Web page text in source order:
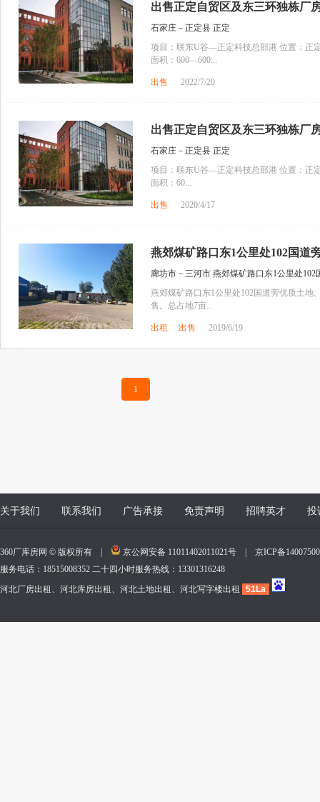
出售正定自贸区及东三环独栋厂
石家庄－正定县 正定
项目：联东U谷—正定科技总部港 位置：正
面积：600—600...
出售 2022/7/20
出售正定自贸区及东三环独栋厂
石家庄－正定县 正定
项目：联东U谷—正定科技总部港 位置：正
面积：60...
出售 2020/4/17
燕郊煤矿路口东1公里处102国道
廊坊市－三河市 燕郊煤矿路口东1公里处102
燕郊煤矿路口东1公里处102国道旁优质土
售。总占地7亩...
出租 出售 2019/6/19
1
关于我们 联系我们 广告承接 免责声明 招聘英才 投
360厂库房网 © 版权所有 | 京公网安备 11011402011021号
京ICP备
服务电话：18515008352 二十四小时服务热线：13301316248
河北厂房出租、河北库房出租、河北土地出租、河北写字楼出租
51La